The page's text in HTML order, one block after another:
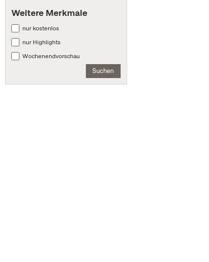
Weitere Merkmale
nur kostenlos
nur Highlights
Wochenendvorschau
Suchen